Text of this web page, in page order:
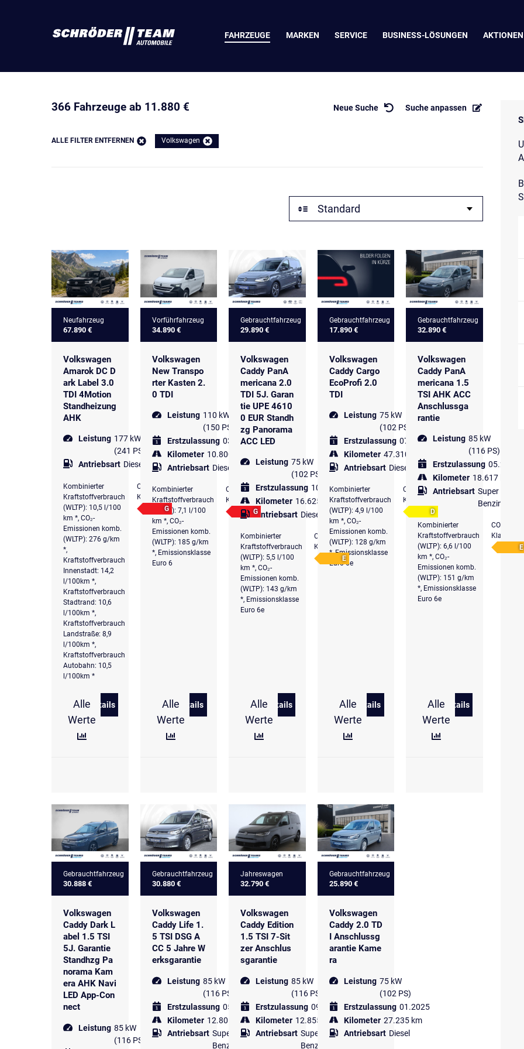
FAHRZEUGE MARKEN SERVICE BUSINESS-LÖSUNGEN AKTIONEN
366 Fahrzeuge ab 11.880 € Neue Suche Suche anpassen
ALLE FILTER ENTFERNEN Volkswagen
Neufahrzeug
67.890 €
Volkswagen
Amarok DC D
ark Label 3.0
TDI 4Motion
Standheizung
AHK
Leistung 177 kW
(241 PS)
Antriebsart Diesel
Kombinierter
Kraftstoffverbrauch
(WLTP): 10,5 l/100
km *, CO₂-
Emissionen komb.
(WLTP): 276 g/km
*,
Kraftstoffverbrauch
Innenstadt: 14,2
l/100km *,
Kraftstoffverbrauch
Stadtrand: 10,6
l/100km *,
Kraftstoffverbrauch
Landstraße: 8,9
l/100km *,
Kraftstoffverbrauch
Autobahn: 10,5
l/100km *
CO₂-
Klasse
G
Alle
Werte
Details
zu Volkswagen Amarok DC Dark Label 3.0 TDI 4Motion Standheizung AHK
Vorführfahrzeug
34.890 €
Volkswagen
New Transpo
rter Kasten 2.
0 TDI
Leistung 110 kW
(150 PS)
Erstzulassung 03.2025
Kilometer 10.800 km
Antriebsart Diesel
Kombinierter
Kraftstoffverbrauch
(WLTP): 7,1 l/100
km *, CO₂-
Emissionen komb.
(WLTP): 185 g/km
*, Emissionsklasse
Euro 6
CO₂-
Klasse
G
Alle
Werte
Details
zu Volkswagen New Transporter Kasten 2.0 TDI
Gebrauchtfahrzeug
29.890 €
Volkswagen
Caddy PanA
mericana 2.0
TDI 5J. Garan
tie UPE 4610
0 EUR Standh
zg Panorama
ACC LED
Leistung 75 kW
(102 PS)
Erstzulassung 10.2024
Kilometer 16.625 km
Antriebsart Diesel
Kombinierter
Kraftstoffverbrauch
(WLTP): 5,5 l/100
km *, CO₂-
Emissionen komb.
(WLTP): 143 g/km
*, Emissionsklasse
Euro 6e
CO₂-
Klasse
E
Alle
Werte
Details
zu Volkswagen Caddy PanAmericana 2.0 TDI 5J. Garantie UPE
Gebrauchtfahrzeug
17.890 €
Volkswagen
Caddy Cargo
EcoProfi 2.0
TDI
Leistung 75 kW
(102 PS)
Erstzulassung 07.2021
Kilometer 47.310 km
Antriebsart Diesel
Kombinierter
Kraftstoffverbrauch
(WLTP): 4,9 l/100
km *, CO₂-
Emissionen komb.
(WLTP): 128 g/km
*, Emissionsklasse
Euro 6e
CO₂-
Klasse
D
Alle
Werte
Details
zu Volkswagen Caddy Cargo EcoProfi 2.0
Gebrauchtfahrzeug
32.890 €
Volkswagen
Caddy PanA
mericana 1.5
TSI AHK ACC
Anschlussga
rantie
Leistung 85 kW
(116 PS)
Erstzulassung 05.2025
Kilometer 18.617 km
Antriebsart Super
Benzin
Kombinierter
Kraftstoffverbrauch
(WLTP): 6,6 l/100
km *, CO₂-
Emissionen komb.
(WLTP): 151 g/km
*, Emissionsklasse
Euro 6e
CO₂-
Klasse
E
Alle
Werte
Details
zu Volkswagen
Gebrauchtfahrzeug
30.888 €
Volkswagen
Caddy Dark L
abel 1.5 TSI
5J. Garantie
Standhzg Pa
norama Kam
era AHK Navi
LED App-Con
nect
Leistung 85 kW
(116 PS)
Gebrauchtfahrzeug
30.880 €
Volkswagen
Caddy Life 1.
5 TSI DSG A
CC 5 Jahre W
erksgarantie
Leistung 85 kW
(116 PS)
Erstzulassung 05.2025
Kilometer 12.801 km
Antriebsart Super
Benzin
Jahreswagen
32.790 €
Volkswagen
Caddy Edition
1.5 TSI 7-Sit
zer Anschlus
sgarantie
Leistung 85 kW
(116 PS)
Erstzulassung 09.2025
Kilometer 12.855 km
Antriebsart Super
Benzin
Gebrauchtfahrzeug
25.890 €
Volkswagen
Caddy 2.0 TD
I Anschlussg
arantie Kame
ra
Leistung 75 kW
(102 PS)
Erstzulassung 01.2025
Kilometer 27.235 km
Antriebsart Diesel